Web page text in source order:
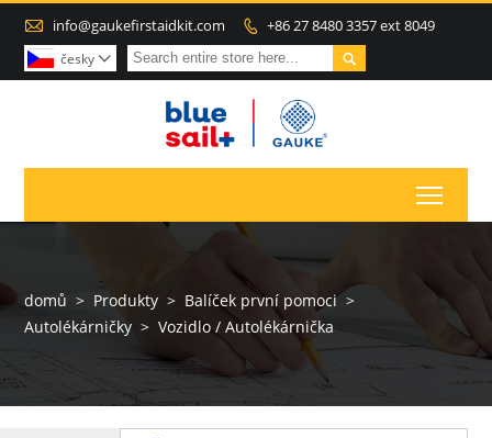
 info@gaukefirstaidkit.com  +86 27 8480 3357 ext 8049

česky 
domů > Produkty > Balíček první pomoci >
Autolékárničky > Vozidlo / Autolékárnička